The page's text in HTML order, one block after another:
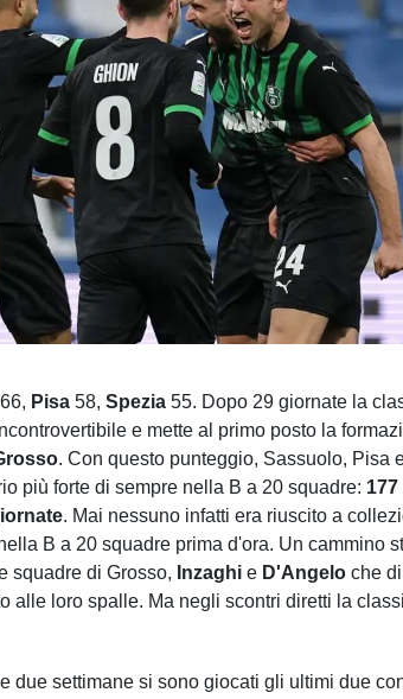
66, Pisa 58,Spezia 55. Dopo 29 giornate la
e mette al primo posto la
. Con questo punteggio, Sassuolo, Pisa
più forte di sempre nella B a 20 squadre:
. Mai nessuno infatti era riuscito a
B a 20 squadre prima d'ora. Un cammino
squadre di Grosso, Inzaghi e D'Angelo che
alle loro spalle. Ma negli scontri diretti la
due settimane si sono giocati gli ultimi due